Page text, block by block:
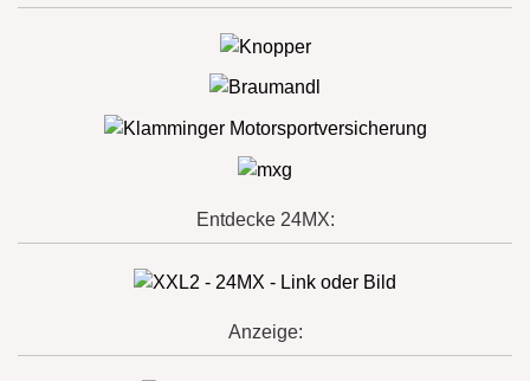
Entdecke 24MX:
Anzeige: